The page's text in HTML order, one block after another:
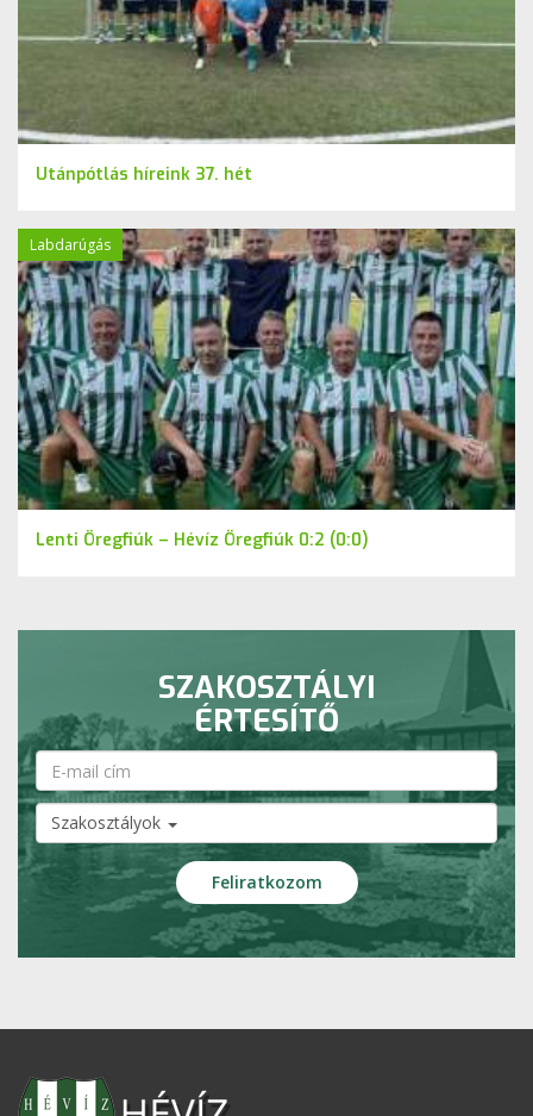
Utánpótlás híreink 37. hét
Labdarúgás
Lenti Öregfiúk – Hévíz Öregfiúk 0:2 (0:0)
SZAKOSZTÁLYI
ÉRTESÍTŐ
Szakosztályok